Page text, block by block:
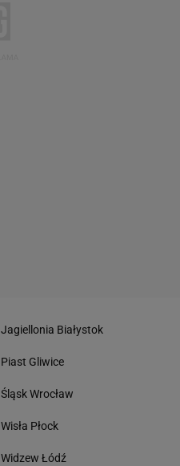
Jagiellonia Białystok
Piast Gliwice
Śląsk Wrocław
Wisła Płock
Widzew Łódź